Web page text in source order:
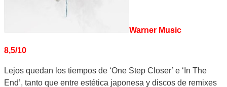
Warner Music
8,5/10
Lejos quedan los tiempos de ‘One Step Closer’ e ‘In The
End’, tanto que entre estética japonesa y discos de remixes